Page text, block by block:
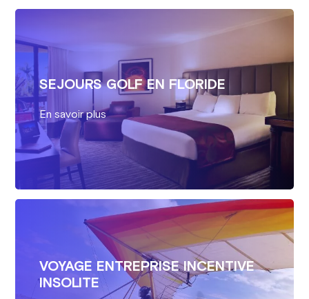
SEJOURS GOLF EN FLORIDE
En savoir plus
VOYAGE ENTREPRISE INCENTIVE
INSOLITE